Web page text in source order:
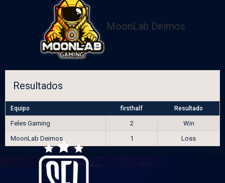
MoonLab Deimos
Resultados
Equipo firsthalf Resultado
Feles Gaming 2
Win
MoonLab Deimos
1 Loss